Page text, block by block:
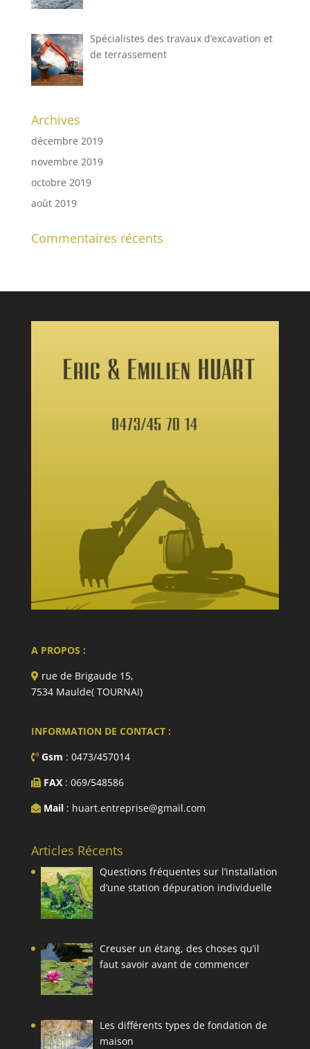
Spécialistes des travaux d’excavation et
de terrassement
Archives
décembre 2019
novembre 2019
octobre 2019
août 2019
Commentaires récents
A PROPOS :
rue de Brigaude 15,
7534 Maulde( TOURNAI)
INFORMATION DE CONTACT :
Gsm : 0473/457014
FAX: 069/548586
Mail: huart.entreprise@gmail.com
Articles Récents
Questions fréquentes sur l’installation
d’une station dépuration individuelle
Creuser un étang, des choses qu’il
faut savoir avant de commencer
Les différents types de fondation de
maison